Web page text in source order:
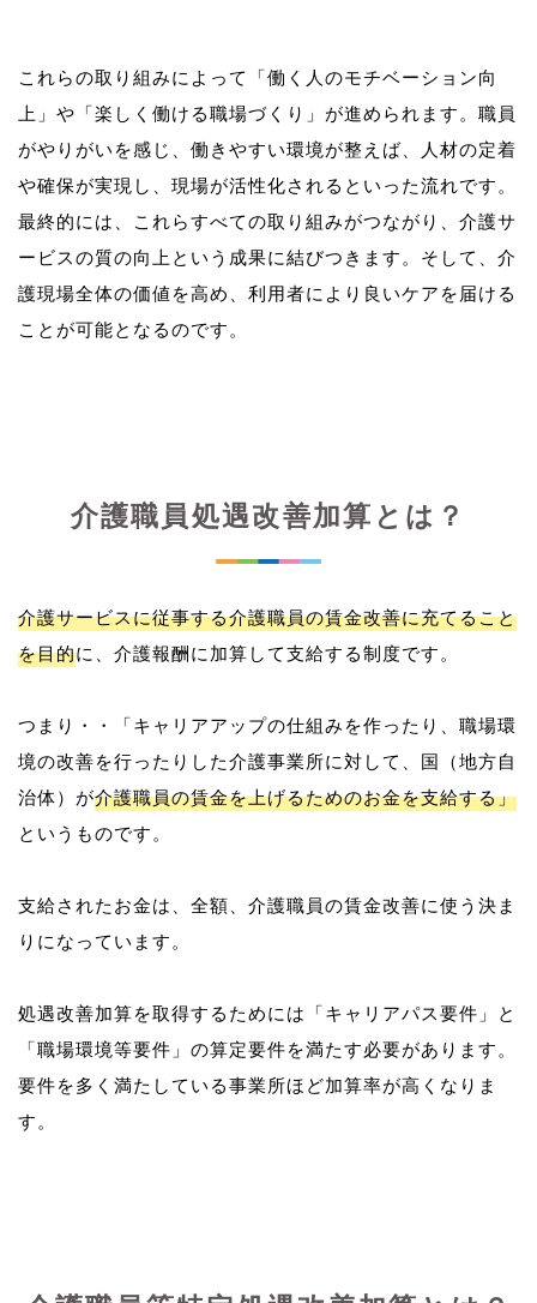
これらの取り組みによって「働く人のモチベーション向
上」や「楽しく働ける職場づくり」が進められます。職員
がやりがいを感じ、働きやすい環境が整えば、人材の定着
や確保が実現し、現場が活性化されるといった流れです。
最終的には、これらすべての取り組みがつながり、介護サ
ービスの質の向上という成果に結びつきます。そして、介
護現場全体の価値を高め、利用者により良いケアを届ける
介護職員処遇改善加算とは？
介護サービスに従事する介護職員の賃金改善に充てること
を目的に、介護報酬に加算して支給する制度です。
つまり・・「キャリアアップの仕組みを作ったり、職場環
境の改善を行ったりした介護事業所に対して、国（地方自
治体）が介護職員の賃金を上げるためのお金を支給する」
というものです。
支給されたお金は、全額、介護職員の賃金改善に使う決ま
りになっています。
処遇改善加算を取得するためには「キャリアパス要件」と
「職場環境等要件」の算定要件を満たす必要があります。
要件を多く満たしている事業所ほど加算率が高くなりま
す。